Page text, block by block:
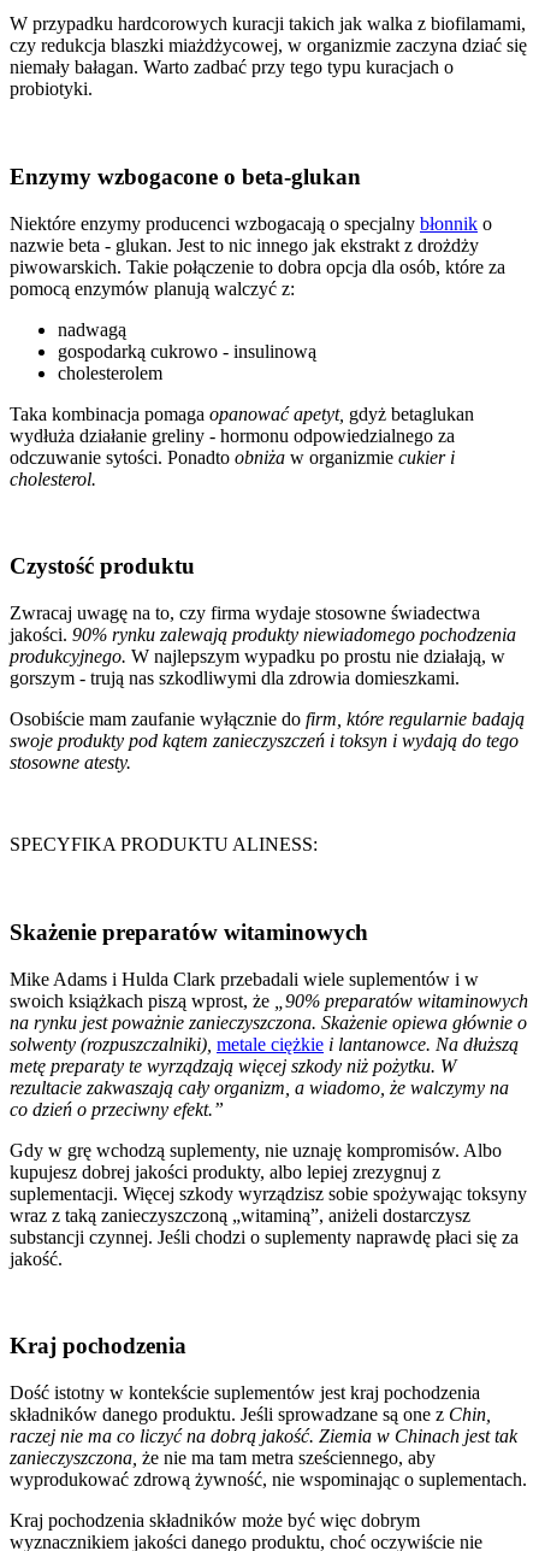
W przypadku hardcorowych kuracji takich jak walka z biofilamami,
czy redukcja blaszki miażdżycowej, w organizmie zaczyna dziać się
niemały bałagan. Warto zadbać przy tego typu kuracjach o
probiotyki.
Enzymy wzbogacone o beta-glukan
Niektóre enzymy producenci wzbogacają o specjalny błonnik o
nazwie beta - glukan. Jest to nic innego jak ekstrakt z drożdży
piwowarskich. Takie połączenie to dobra opcja dla osób, które za
pomocą enzymów planują walczyć z:
nadwagą
gospodarką cukrowo - insulinową
cholesterolem
Taka kombinacja pomaga opanować apetyt, gdyż betaglukan
wydłuża działanie greliny - hormonu odpowiedzialnego za
odczuwanie sytości. Ponadto obniża w organizmie cukier i
cholesterol.
Czystość produktu
Zwracaj uwagę na to, czy firma wydaje stosowne świadectwa
jakości. 90% rynku zalewają produkty niewiadomego pochodzenia
produkcyjnego. W najlepszym wypadku po prostu nie działają, w
gorszym - trują nas szkodliwymi dla zdrowia domieszkami.
Osobiście mam zaufanie wyłącznie do firm, które regularnie badają
swoje produkty pod kątem zanieczyszczeń i toksyn i wydają do tego
stosowne atesty.
SPECYFIKA PRODUKTU ALINESS:
Skażenie preparatów witaminowych
Mike Adams i Hulda Clark przebadali wiele suplementów i w
swoich książkach piszą wprost, że
„90% preparatów witaminowych
na rynku jest poważnie zanieczyszczona. Skażenie opiewa głównie o
solwenty (rozpuszczalniki), metale ciężkie i lantanowce. Na dłuższą
metę preparaty te wyrządzają więcej szkody niż pożytku. W
rezultacie zakwaszają cały organizm, a wiadomo, że walczymy na
co dzień o przeciwny efekt.”
Gdy w grę wchodzą suplementy, nie uznaję kompromisów. Albo
kupujesz dobrej jakości produkty, albo lepiej zrezygnuj z
suplementacji. Więcej szkody wyrządzisz sobie spożywając toksyny
wraz z taką zanieczyszczoną „witaminą”, aniżeli dostarczysz
substancji czynnej. Jeśli chodzi o suplementy naprawdę płaci się za
jakość.
Kraj pochodzenia
Dość istotny w kontekście suplementów jest kraj pochodzenia
składników danego produktu. Jeśli sprowadzane są one z Chin,
raczej nie ma co liczyć na dobrą jakość. Ziemia w Chinach jest tak
zanieczyszczona, że nie ma tam metra sześciennego, aby
wyprodukować zdrową żywność, nie wspominając o suplementach.
Kraj pochodzenia składników może być więc dobrym
wyznacznikiem jakości danego produktu, choć oczywiście nie